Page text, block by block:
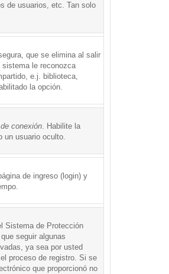
de usuarios, etc. Tan solo
que se elimina al salir
le reconozca
e.j. biblioteca,
la opción.
conexión. Habilite la
un usuario oculto.
de ingreso (login) y
Sistema de Protección
seguir algunas
ya sea por usted
proceso de registro. Si se
que proporcionó no